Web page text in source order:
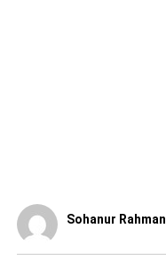
Sohanur Rahman